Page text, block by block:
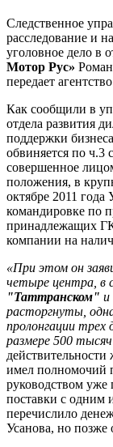
Следственное
расследование и
уголовное дело в
Мотор Рус»
передает агентство
Как сообщили в
отдела развития
поддержки бизнеса
обвиняется по
совершенное
положения, в
октябре 2011 года
командировке по
принадлежащих
компании на
«При этом он
четыре центра, в
"Таттранском" и
расторгнуты,
пролонгации трех
размере 500 тысяч
имел полномочий
руководством уже
поставки с одним
перечислило
Усанова, но позже